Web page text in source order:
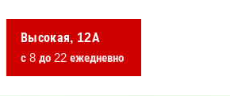
Высокая, 12А
с 8 до 22 ежедневно